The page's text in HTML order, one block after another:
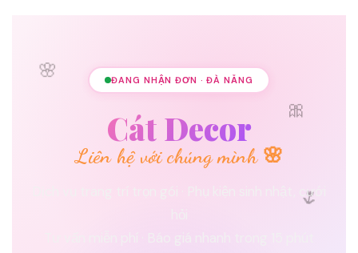
🌸
🎀
🌷
ĐANG NHẬN ĐƠN · ĐÀ NẴNG
Cát Decor
Liên hệ với chúng mình 🌸
Dịch vụ trang trí trọn gói · Phụ kiện sinh nhật, cưới